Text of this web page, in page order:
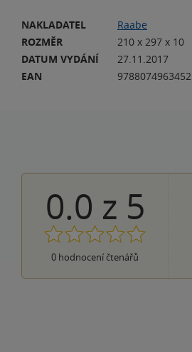
NAKLADATEL
Raabe
ROZMĚR
210 x 297 x 10
DATUM VYDÁNÍ
27.11.2017
EAN
9788074963452
0.0 z 5
0 hodnocení čtenářů